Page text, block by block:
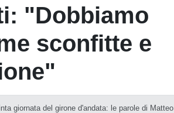
"Dobbiamo
sconfitte e
giornata del girone d'andata: le parole di Matteo